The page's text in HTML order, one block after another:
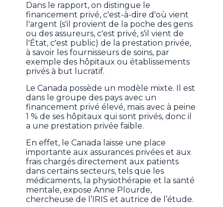
Dans le rapport, on distingue le
financement privé, c'est-à-dire d'où vient
l'argent (s'il provient de la poche des gens
ou des assureurs, c'est privé, s'il vient de
l'État, c'est public) de la prestation privée,
à savoir les fournisseurs de soins, par
exemple des hôpitaux ou établissements
privés à but lucratif.
Le Canada possède un modèle mixte. Il est
dans le groupe des pays avec un
financement privé élevé, mais avec à peine
1 % de ses hôpitaux qui sont privés, donc il
a une prestation privée faible.
En effet, le Canada laisse une place
importante aux assurances privées et aux
frais chargés directement aux patients
dans certains secteurs, tels que les
médicaments, la physiothérapie et la santé
mentale, expose Anne Plourde,
chercheuse de l’IRIS et autrice de l’étude.